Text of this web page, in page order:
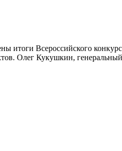
итоги Всероссийского
Олег Кукушкин,